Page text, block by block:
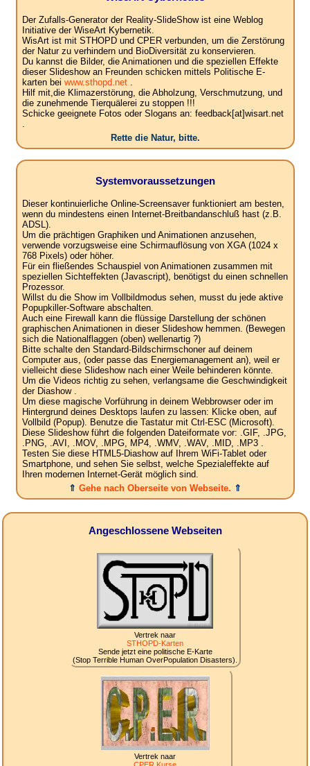
Der Zufalls-Generator der Reality-SlideShow ist eine Weblog
Initiative der WiseArt Kybernetik.
WisArt ist mit STHOPD und CPER verbunden, um die Zerstörung
der Natur zu verhindern und BioDiversität zu konservieren.
Du kannst die Bilder, die Animationen und die speziellen Effekte
dieser Slideshow an Freunden schicken mittels Politische E-
karten bei www.sthopd.net.
Hilf mit,die Klimazerstörung, die Abholzung, Verschmutzung, und
die zunehmende Tierquälerei zu stoppen !!!
Schicke geeignete Fotos oder Slogans an: feedback[at]wisart.net
.
Rette die Natur, bitte.
Systemvoraussetzungen
Dieser kontinuierliche Online-Screensaver funktioniert am besten,
wenn du mindestens einen Internet-Breitbandanschluß hast (z.B.
ADSL).
Um die prächtigen Graphiken und Animationen anzusehen,
verwende vorzugsweise eine Schirmauflösung von XGA (1024 x
768 Pixels) oder höher.
Für ein fließendes Schauspiel von Animationen zusammen mit
speziellen Sichteffekten (Javascript), benötigst du einen schnellen
Prozessor.
Willst du die Show im Vollbildmodus sehen, musst du jede aktive
Popupkiller-Software abschalten.
Auch eine Firewall kann die flüssige Darstellung der schönen
graphischen Animationen in dieser Slideshow hemmen. (Bewegen
sich die Nationalflaggen (oben) wellenartig ?)
Bitte schalte den Standard-Bildschirmschoner auf deinem
Computer aus, (oder passe das Energiemanagement an), weil er
vielleicht diese Slideshow nach einer Weile behinderen könnte.
Um die Videos richtig zu sehen, verlangsame die Geschwindigkeit
der Diashow .
Um diese magische Vorführung in deinem Webbrowser oder im
Hintergrund deines Desktops laufen zu lassen: Klicke oben, auf
Vollbild (Popup). Benutze die Tastatur mit Ctrl-ESC (Microsoft).
Diese Slideshow führt die folgenden Dateiformate vor: .GIF, .JPG,
.PNG, .AVI, .MOV, .MPG, MP4, .WMV, .WAV, .MID, .MP3 .
Testen Sie diese HTML5-Diashow auf Ihrem WiFi-Tablet oder
Smartphone, und sehen Sie selbst, welche Spezialeffekte auf
Ihren modernen Internet-Gerät möglich sind.
⇑ Gehe nach Oberseite von Webseite. ⇑
Angeschlossene Webseiten
Vertrek naar
STHOPD-Karten
Sende jetzt eine politische E-Karte
(Stop Terrible Human OverPopulation Disasters).
Vertrek naar